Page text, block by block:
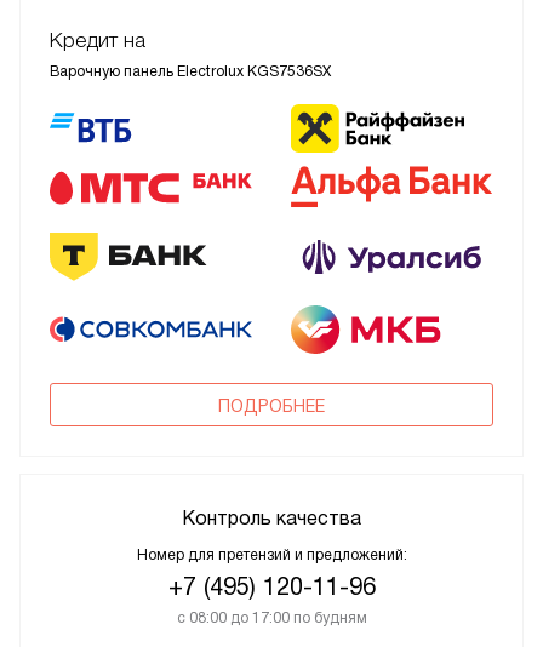
Кредит на
Варочную панель Electrolux KGS7536SX
ПОДРОБНЕЕ
Контроль качества
Номер для претензий и предложений:
+7 (495) 120-11-96
с 08:00 до 17:00 по будням